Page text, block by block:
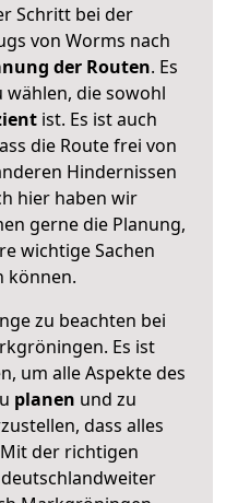
Schritt bei der
von Worms nach
der Routen. Es
wählen, die sowohl
ist. Es ist auch
die Route frei von
Hindernissen
hier haben wir
gerne die Planung,
wichtige Sachen
können.
zu beachten bei
Es ist
um alle Aspekte des
planen und zu
dass alles
der richtigen